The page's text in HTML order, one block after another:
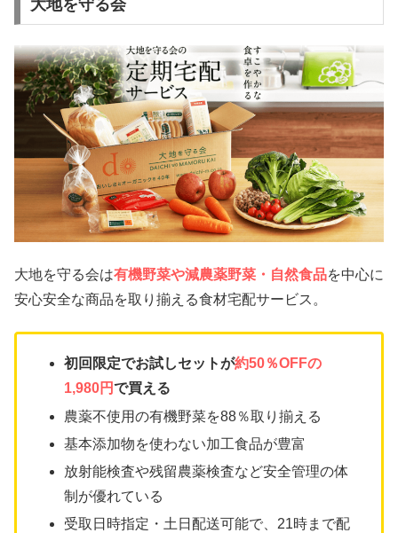
大地を守る会
大地を守る会は有機野菜や減農薬野菜・自然食品を中心に
安心安全な商品を取り揃える食材宅配サービス。
初回限定でお試しセットが約50％OFFの
1,980円で買える
農薬不使用の有機野菜を88％取り揃える
基本添加物を使わない加工食品が豊富
放射能検査や残留農薬検査など安全管理の体
制が優れている
受取日時指定・土日配送可能で、21時まで配